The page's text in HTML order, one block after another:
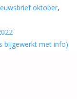
oktober,
bijgewerkt met info)